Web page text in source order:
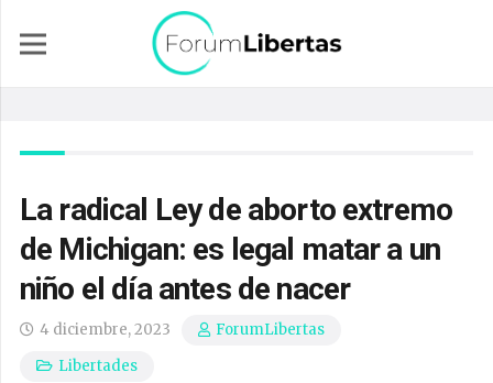
La radical Ley de aborto extremo
de Michigan: es legal matar a un
niño el día antes de nacer
4 diciembre, 2023
ForumLibertas
Libertades